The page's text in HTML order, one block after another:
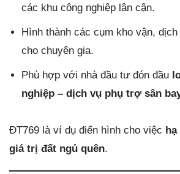
các khu công nghiệp lân cận.
Hình thành các cụm kho vận,
cho chuyên gia.
Phù hợp với nhà đầu tư đón đầu
nghiệp – dịch vụ phụ trợ sân
ĐT769 là ví dụ điển hình cho việc
giá trị đất ngủ quên.